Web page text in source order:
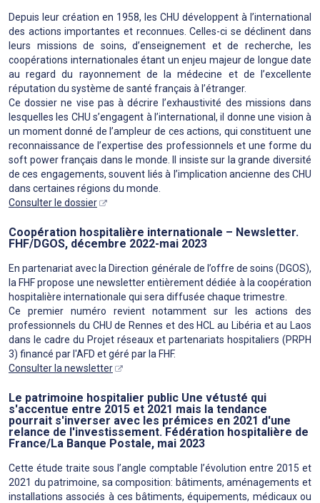
Depuis leur création en 1958, les CHU développent à l’international
des actions importantes et reconnues. Celles-ci se déclinent dans
leurs missions de soins, d’enseignement et de recherche, les
coopérations internationales étant un enjeu majeur de longue date
au regard du rayonnement de la médecine et de l’excellente
réputation du système de santé français à l’étranger.
Ce dossier ne vise pas à décrire l’exhaustivité des missions dans
lesquelles les CHU s’engagent à l’international, il donne une vision à
un moment donné de l’ampleur de ces actions, qui constituent une
reconnaissance de l’expertise des professionnels et une forme du
soft power français dans le monde. Il insiste sur la grande diversité
de ces engagements, souvent liés à l’implication ancienne des CHU
dans certaines régions du monde.
Consulter le dossier
Coopération hospitalière internationale – Newsletter.
FHF/DGOS, décembre 2022-mai 2023
En partenariat avec la Direction générale de l’offre de soins (DGOS),
la FHF propose une newsletter entièrement dédiée à la coopération
hospitalière internationale qui sera diffusée chaque trimestre.
Ce premier numéro revient notamment sur les actions des
professionnels du CHU de Rennes et des HCL au Libéria et au Laos
dans le cadre du Projet réseaux et partenariats hospitaliers (PRPH
3) financé par l'AFD et géré par la FHF.
Consulter la newsletter
Le patrimoine hospitalier public Une vétusté qui
s'accentue entre 2015 et 2021 mais la tendance
pourrait s'inverser avec les prémices en 2021 d'une
relance de l'investissement. Fédération hospitalière de
France/La Banque Postale, mai 2023
Cette étude traite sous l’angle comptable l’évolution entre 2015 et
2021 du patrimoine, sa composition: bâtiments, aménagements et
installations associés à ces bâtiments, équipements, médicaux ou